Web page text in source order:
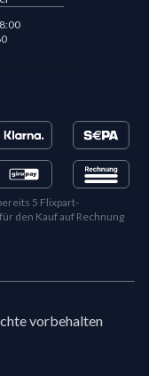
5 Flixpart-
den Kauf auf Rechnung
vorbehalten